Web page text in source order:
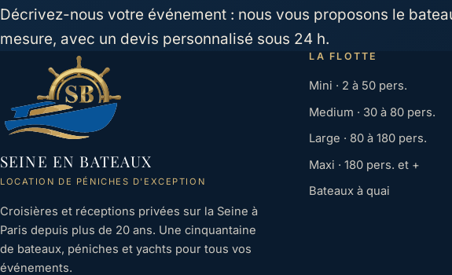
Décrivez-nous votre événement : nous vous proposons le
mesure, avec un devis personnalisé sous 24 h.
SEINE EN BATEAUX
LOCATION DE PÉNICHES D'EXCEPTION
Croisières et réceptions privées sur la Seine à
Paris depuis plus de 20 ans. Une cinquantaine
de bateaux, péniches et yachts pour tous vos
événements.
LA FLOTTE
Mini · 2 à 50 pers.
Medium · 30 à 80 pers.
Large · 80 à 180 pers.
Maxi · 180 pers. et +
Bateaux à quai